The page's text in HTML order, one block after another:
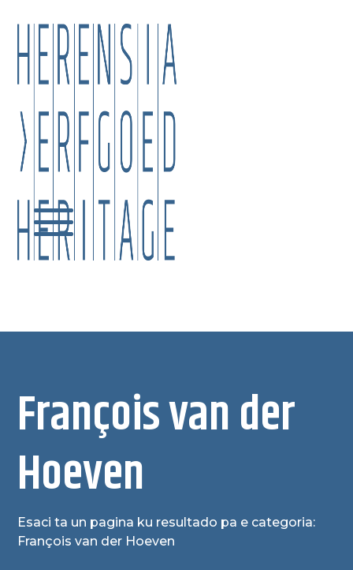
François van der
Hoeven
Esaci ta un pagina ku resultado pa e categoria:
François van der Hoeven